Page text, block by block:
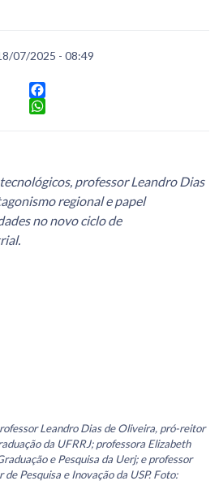
07/2025 - 08:49
Facebook
professor Leandro Dias
regional e papel
no novo ciclo de
Leandro Dias de Oliveira, pró-reitor
da UFRRJ; professora Elizabeth
e Pesquisa da Uerj; e professor
Pesquisa e Inovação da USP. Foto: